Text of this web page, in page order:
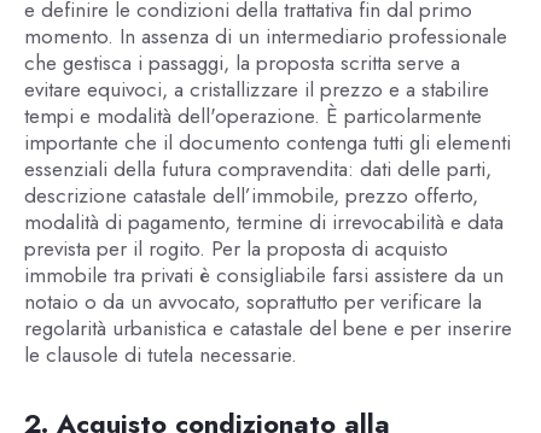
e definire le condizioni della trattativa fin dal primo
momento. In assenza di un intermediario professionale
che gestisca i passaggi, la proposta scritta serve a
evitare equivoci, a cristallizzare il prezzo e a stabilire
tempi e modalità dell'operazione. È particolarmente
importante che il documento contenga tutti gli elementi
essenziali della futura compravendita: dati delle parti,
descrizione catastale dell’immobile, prezzo offerto,
modalità di pagamento, termine di irrevocabilità e data
prevista per il rogito. Per la proposta di acquisto
immobile tra privati è consigliabile farsi assistere da un
notaio o da un avvocato, soprattutto per verificare la
regolarità urbanistica e catastale del bene e per inserire
le clausole di tutela necessarie.
2. Acquisto condizionato alla